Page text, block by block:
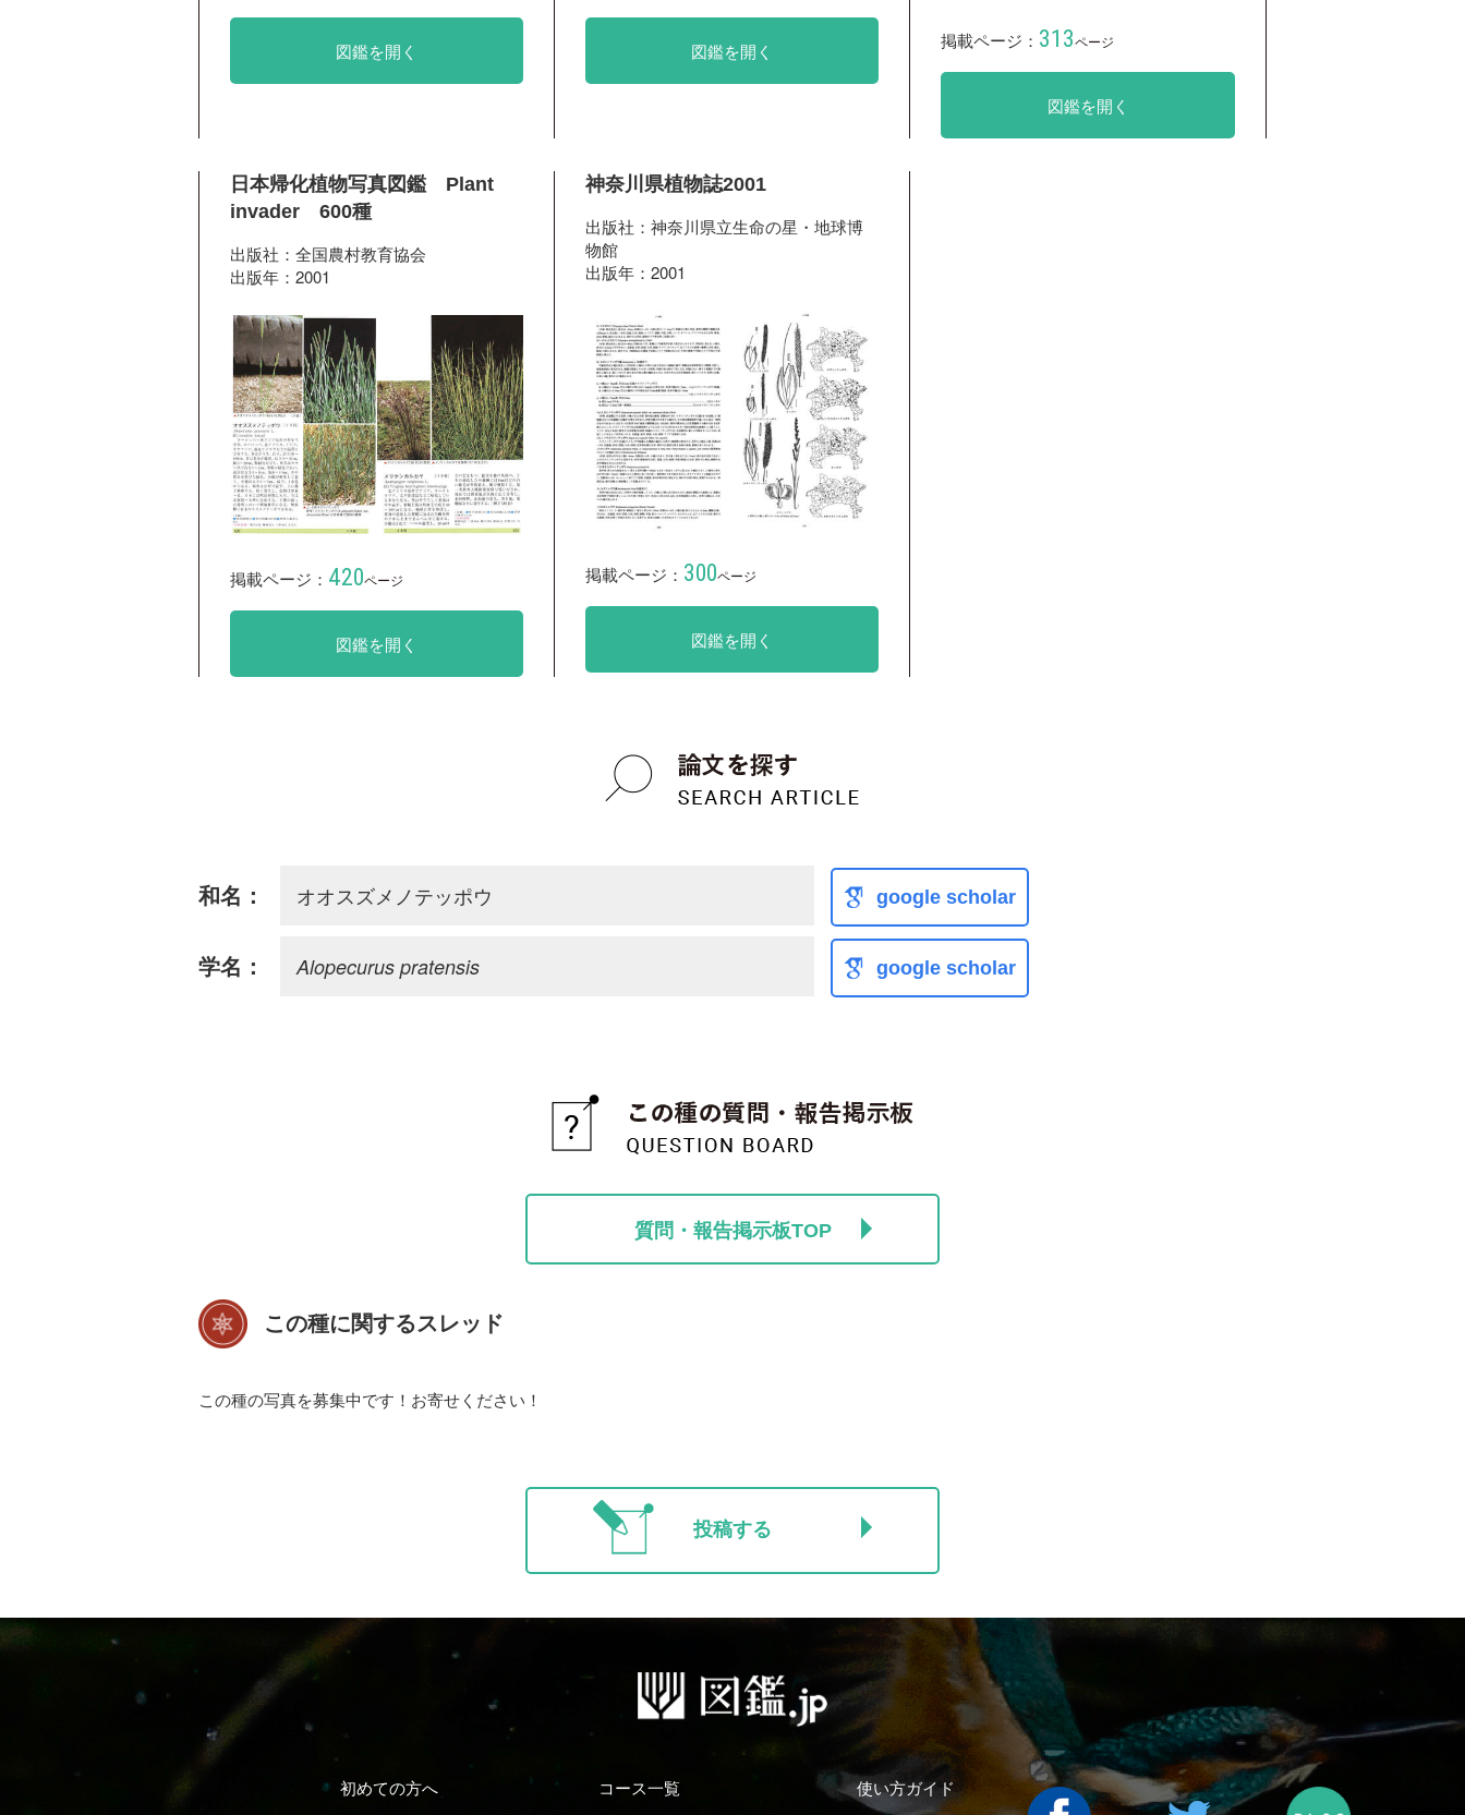
図鑑を開く 図鑑を開く 掲載ページ： 313ページ
図鑑を開く
日本帰化植物写真図鑑 Plant
invader 600種
出版社：全国農村教育協会
出版年：2001
掲載ページ： 420ページ
図鑑を開く
神奈川県植物誌2001
出版社：神奈川県立生命の星・地球博
物館
出版年：2001
掲載ページ： 300ページ
図鑑を開く
和名： オオスズメノテッポウ google scholar
学名： Alopecurus pratensis google scholar
質問・報告掲示板TOP
この種に関するスレッド
この種の写真を募集中です！お寄せください！
投稿する
初めての方へ コース一覧 使い方ガイド